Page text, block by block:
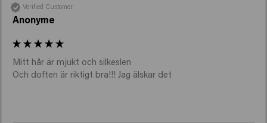
Verified Customer
Anonyme
Mitt hår är mjukt och silkeslen
Och doften är riktigt bra!!! Jag älskar det